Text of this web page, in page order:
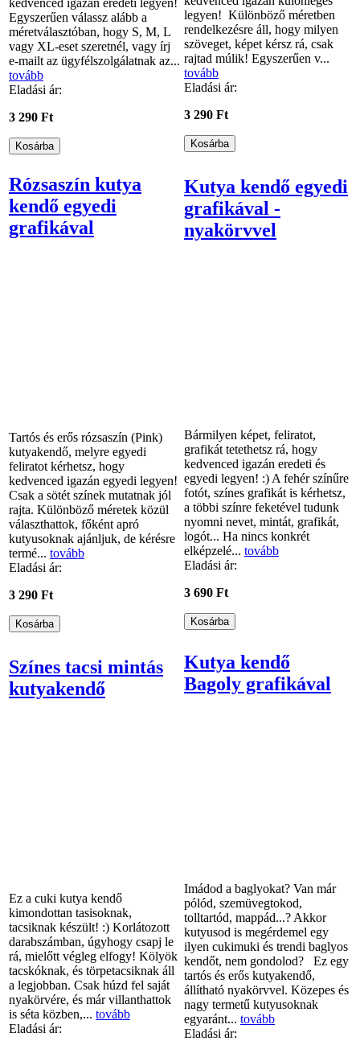
Egyszerűen válassz alább a
méretválasztóban, hogy S, M, L
vagy XL-eset szeretnél, vagy írj
e-mailt az ügyfélszolgálatnak az...
tovább
Eladási ár:
3 290 Ft
legyen! Különböző méretben
rendelkezésre áll, hogy milyen
szöveget, képet kérsz rá, csak
rajtad múlik! Egyszerűen v...
tovább
Eladási ár:
3 290 Ft
Rózsaszín kutya
kendő egyedi
grafikával
Tartós és erős rózsaszín (Pink)
kutyakendő, melyre egyedi
feliratot kérhetsz, hogy
kedvenced igazán egyedi legyen!
Csak a sötét színek mutatnak jól
rajta. Különböző méretek közül
választhattok, főként apró
kutyusoknak ajánljuk, de kérésre
termé... tovább
Eladási ár:
3 290 Ft
Kutya kendő egyedi
grafikával -
nyakörvvel
Bármilyen képet, feliratot,
grafikát tetethetsz rá, hogy
kedvenced igazán eredeti és
egyedi legyen! :) A fehér színűre
fotót, színes grafikát is kérhetsz,
a többi színre feketével tudunk
nyomni nevet, mintát, grafikát,
logót... Ha nincs konkrét
elképzelé... tovább
Eladási ár:
3 690 Ft
Színes tacsi mintás
kutyakendő
Ez a cuki kutya kendő
kimondottan tasisoknak,
tacsiknak készült! :) Korlátozott
darabszámban, úgyhogy csapj le
rá, mielőtt végleg elfogy! Kölyök
tacskóknak, és törpetacsiknak áll
a legjobban. Csak húzd fel saját
nyakörvére, és már villanthattok
is séta közben,... tovább
Eladási ár:
Kutya kendő
Bagoly grafikával
Imádod a baglyokat? Van már
pólód, szemüvegtokod,
tolltartód, mappád...? Akkor
kutyusod is megérdemel egy
ilyen cukimuki és trendi baglyos
kendőt, nem gondolod? Ez egy
tartós és erős kutyakendő,
állítható nyakörvvel. Közepes és
nagy termetű kutyusoknak
egyaránt... tovább
Eladási ár: